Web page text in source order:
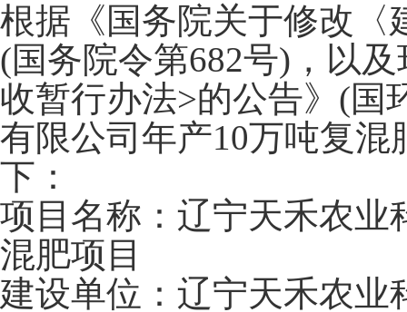
根据《国务院关于修改〈
(国务院令第682号)，以
收暂行办法>的公告》(国
有限公司年产10万吨复
下：
项目名称：辽宁天禾农业
混肥项目
建设单位：辽宁天禾农业